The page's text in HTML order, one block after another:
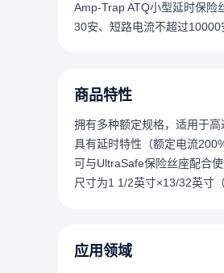
Amp-Trap ATQ小型延时保险
30安、短路电流不超过10000
商品特性
拥有多种额定规格，适用于高
具有延时特性（额定电流
可与UltraSafe保险丝座配合使
尺寸为1 1/2英寸×13/32英寸
应用领域